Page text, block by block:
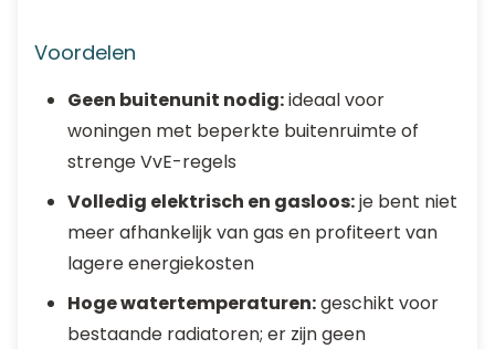
Voordelen
Geen buitenunit nodig:ideaal voor
woningen met beperkte buitenruimte of
strenge VvE-regels
Volledig elektrisch en gasloos:je bent niet
meer afhankelijk van gas en profiteert van
lagere energiekosten
Hoge watertemperaturen:geschikt voor
bestaande radiatoren; er zijn geen